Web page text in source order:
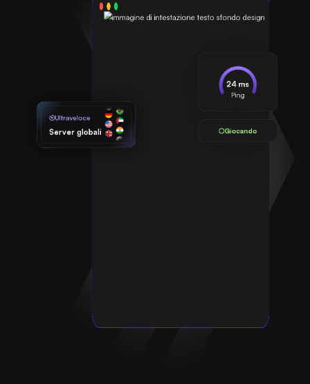
Ultraveloce
Server globali
24 ms
Ping
Giocando